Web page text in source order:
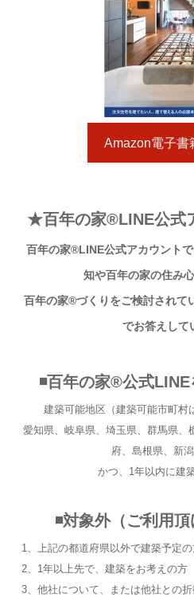
Amazon電子書
★百年の家®︎LINE公式
百年の家®︎LINE公式アカウント
知や百年の家の住み
百年の家®︎づくりをご検討されて
でお答えして
◾百年の家®︎公式
建築可能地区（建築可能市町村
愛知県、岐阜県、埼玉県、群馬県、
府、島根県、新
かつ、1年以内に建
◾対象外（ご利用
1、上記の都道府県以外で建築予定
2、1年以上先で、建築をお考えの方
3、他社について、または他社との